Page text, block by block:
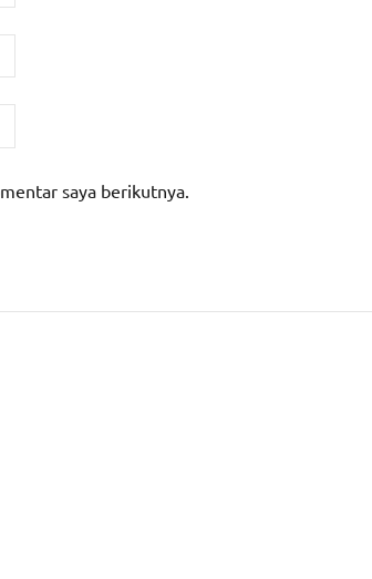
saya berikutnya.